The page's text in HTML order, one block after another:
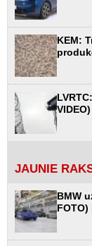
KEM:
VIDEO)
JAUNIE
BMW
FOTO)